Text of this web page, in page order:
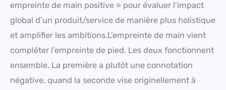
empreinte de main positive » pour évaluer l’impact
global d’un produit/service de manière plus holistique
et amplifier les ambitions.L’empreinte de main vient
compléter l’empreinte de pied. Les deux fonctionnent
ensemble. La première a plutôt une connotation
négative, quand la seconde vise originellement à